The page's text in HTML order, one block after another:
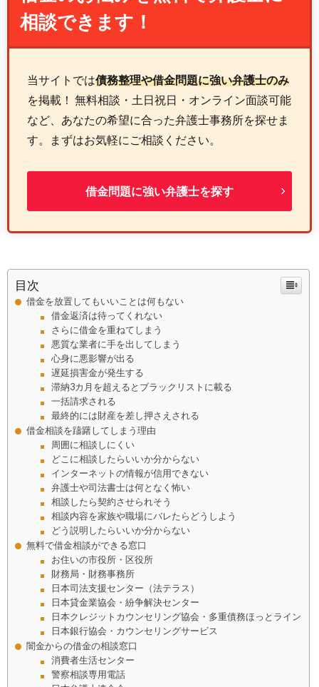
相談できます！
当サイトでは債務整理や借金問題に強い弁護士のみ
を掲載！ 無料相談・土日祝日・オンライン面談可能
など、あなたの希望に合った弁護士事務所を探せま
す。まずはお気軽にご相談ください。
借金問題に強い弁護士を探す
目次
借金を放置してもいいことは何もない
借金返済は待ってくれない
さらに借金を重ねてしまう
悪質な業者に手を出してしまう
心身に悪影響が出る
遅延損害金が発生する
滞納3カ月を超えるとブラックリストに載る
一括請求される
最終的には財産を差し押さえされる
借金相談を躊躇してしまう理由
周囲に相談しにくい
どこに相談したらいいか分からない
インターネットの情報が信用できない
弁護士や司法書士は何となく怖い
相談したら契約させられそう
相談内容を家族や職場にバレたらどうしよう
どう説明したらいいか分からない
無料で借金相談ができる窓口
お住いの市役所・区役所
財務局・財務事務所
日本司法支援センター（法テラス）
日本貸金業協会・紛争解決センター
日本クレジットカウンセリング協会・多重債務ほっとライン
日本銀行協会・カウンセリングサービス
闇金からの借金の相談窓口
消費者生活センター
警察相談専用電話